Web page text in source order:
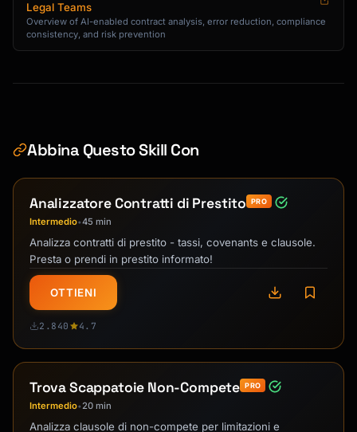
Legal Teams
Overview of AI-enabled contract analysis, error reduction, compliance
consistency, and risk prevention
Abbina Questo Skill Con
Analizzatore Contratti di Prestito PRO
Intermedio•45 min
Analizza contratti di prestito - tassi, covenants e clausole.
Presta o prendi in prestito informato!
OTTIENI
2.840 4.7
Trova Scappatoie Non-Compete PRO
Intermedio•20 min
Analizza clausole di non-compete per limitazioni e